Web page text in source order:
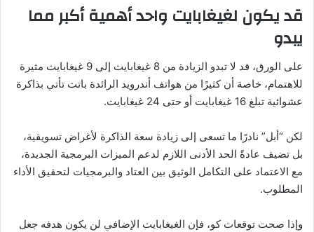
قد يكون لغيغابايت واحد أهمية أكبر مما
يبدو
على الورق، قد لا تبدو الزيادة من 8 غيغابايت إلى 9 غيغابايت مثيرة
للاهتمام، خاصة أن كثيرًا من هواتف أندرويد الرائدة باتت تأتي بذاكرة
عشوائية تبلغ 16 غيغابايت أو حتى 24 غيغابايت.
لكن “أبل” نادرًا ما تسعى إلى زيادة سعة الذاكرة لأغراض تسويقية،
بل تضيف عادةً الحد الأدنى اللازم لدعم الميزات البرمجية الجديدة،
مع الاعتماد على التكامل الوثيق بين العتاد والبرمجيات لتحقيق الأداء
المطلوب.
وإذا صحت توقعات كو، فإن الغيغابايت الإضافي لن يكون هدفه جعل